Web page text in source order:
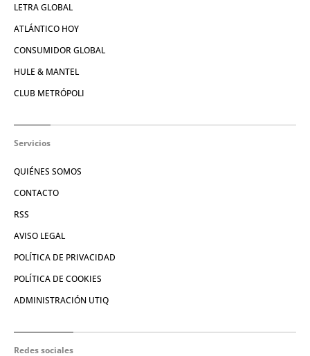
LETRA GLOBAL
ATLÁNTICO HOY
CONSUMIDOR GLOBAL
HULE & MANTEL
CLUB METRÓPOLI
Servicios
QUIÉNES SOMOS
CONTACTO
RSS
AVISO LEGAL
POLÍTICA DE PRIVACIDAD
POLÍTICA DE COOKIES
ADMINISTRACIÓN UTIQ
Redes sociales